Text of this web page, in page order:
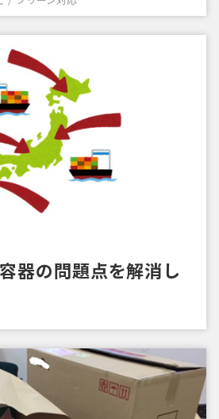
器の問題点を解消し